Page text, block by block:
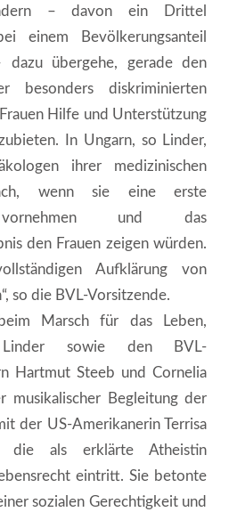
– davon ein Drittel
einem Bevölkerungsanteil
übergehe, gerade den
besonders diskriminierten
Hilfe und Unterstützung
In Ungarn, so Linder,
ihrer medizinischen
wenn sie eine erste
vornehmen und das
den Frauen zeigen würden.
Aufklärung von
so die BVL-Vorsitzende.
Marsch für das Leben,
sowie den BVL-
Hartmut Steeb und Cornelia
musikalischer Begleitung der
der US-Amerikanerin Terrisa
die als erklärte Atheistin
eintritt. Sie betonte
sozialen Gerechtigkeit und